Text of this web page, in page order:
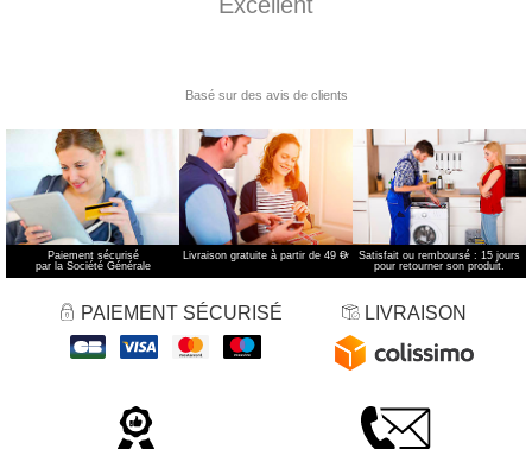
Paiement sécurisé
par la Société Générale
Livraison gratuite à partir de 49 €*
Satisfait ou remboursé : 15 jours
pour retourner son produit.
PAIEMENT SÉCURISÉ LIVRAISON